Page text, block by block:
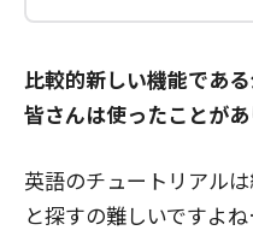
比較的新しい機能であ
皆さんは使ったことが
英語のチュートリアル
と探すの難しいですよ